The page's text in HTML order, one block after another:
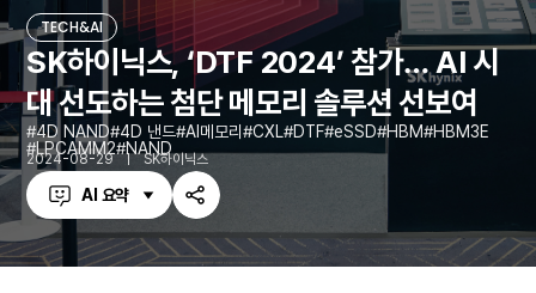
TECH&AI
SK하이닉스, ‘DTF 2024’ 참가… AI 시
대 선도하는 첨단 메모리 솔루션 선보여
4D NAND 4D 낸드 AI메모리 CXL DTF eSSD HBM
HBM3E
LPCAMM2 NAND
2024-08-29 SK하이닉스
AI 요약
공
유
하